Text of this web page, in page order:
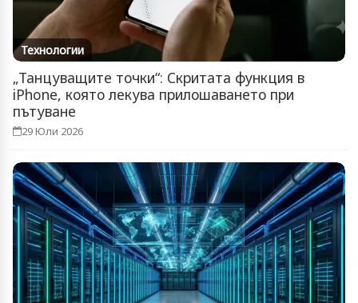
Технологии
„Танцуващите точки“: Скритата функция в
iPhone, която лекува прилошаването при
пътуване
29 Юли 2026